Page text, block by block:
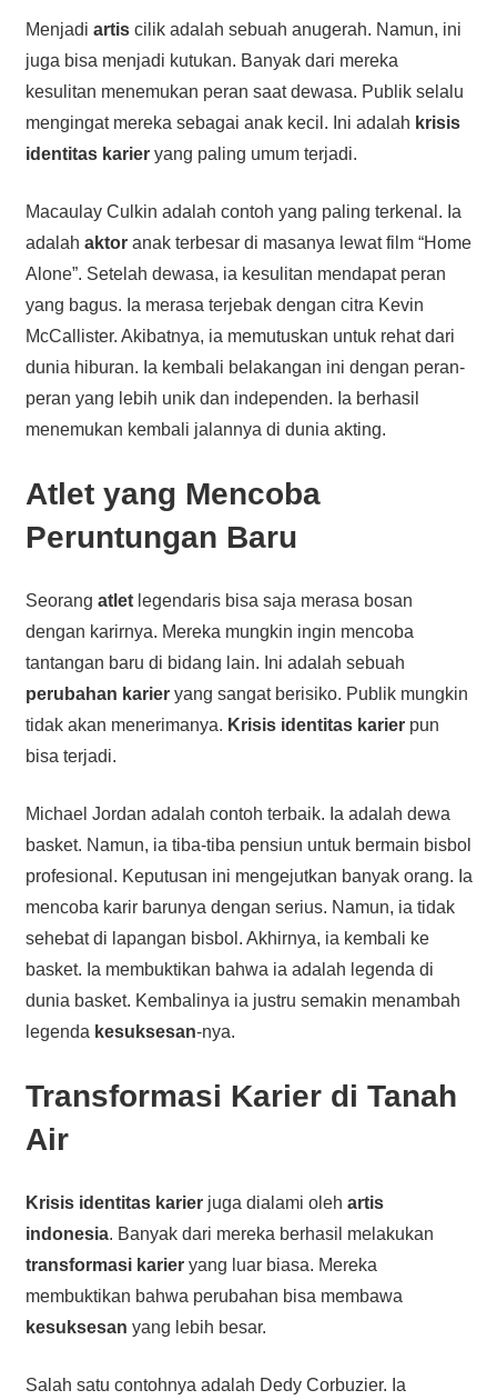
Menjadi artiscilik adalah sebuah anugerah. Namun, ini
juga bisa menjadi kutukan. Banyak dari mereka
kesulitan menemukan peran saat dewasa. Publik selalu
mengingat mereka sebagai anak kecil. Ini adalah krisis
identitas karieryang paling umum terjadi.
Macaulay Culkin adalah contoh yang paling terkenal. Ia
adalah aktoranak terbesar di masanya lewat film “Home
Alone”. Setelah dewasa, ia kesulitan mendapat peran
yang bagus. Ia merasa terjebak dengan citra Kevin
McCallister. Akibatnya, ia memutuskan untuk rehat dari
dunia hiburan. Ia kembali belakangan ini dengan peran-
peran yang lebih unik dan independen. Ia berhasil
menemukan kembali jalannya di dunia akting.
Atletyang Mencoba
Peruntungan Baru
Seorang atletlegendaris bisa saja merasa bosan
dengan karirnya. Mereka mungkin ingin mencoba
tantangan baru di bidang lain. Ini adalah sebuah
perubahan karieryang sangat berisiko. Publik mungkin
tidak akan menerimanya. Krisis identitas karierpun
bisa terjadi.
Michael Jordan adalah contoh terbaik. Ia adalah dewa
basket. Namun, ia tiba-tiba pensiun untuk bermain bisbol
profesional. Keputusan ini mengejutkan banyak orang. Ia
mencoba karir barunya dengan serius. Namun, ia tidak
sehebat di lapangan bisbol. Akhirnya, ia kembali ke
basket. Ia membuktikan bahwa ia adalah legenda di
dunia basket. Kembalinya ia justru semakin menambah
legenda kesuksesan-nya.
Transformasi Karierdi Tanah
Air
Krisis identitas karierjuga dialami oleh artis
indonesia. Banyak dari mereka berhasil melakukan
transformasi karieryang luar biasa. Mereka
membuktikan bahwa perubahan bisa membawa
kesuksesan yang lebih besar.
Salah satu contohnya adalah Dedy Corbuzier. Ia